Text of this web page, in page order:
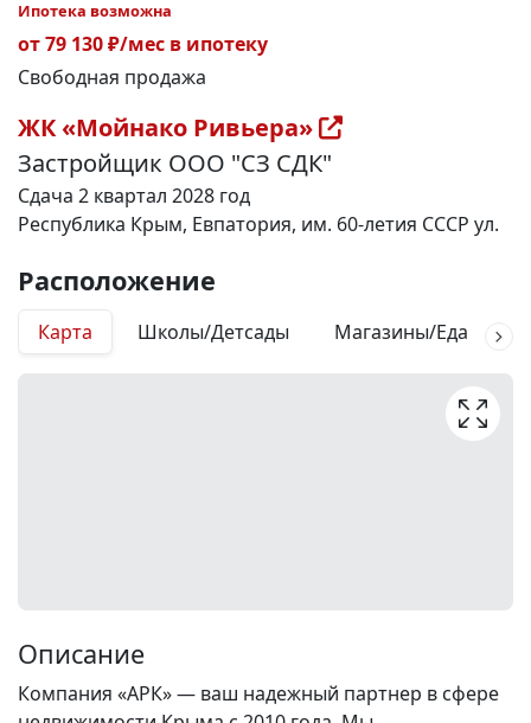
Ипотека возможна
от 79 130 ₽/мес в ипотеку
Свободная продажа
ЖК «Мойнако Ривьера»
Застройщик ООО "СЗ СДК"
Сдача 2 квартал 2028 год
Республика Крым, Евпатория, им. 60-летия СССР ул.
Расположение
Карта Школы/Детсады Магазины/Еда
Описание
Компания «АРК» — ваш надежный партнер в сфере